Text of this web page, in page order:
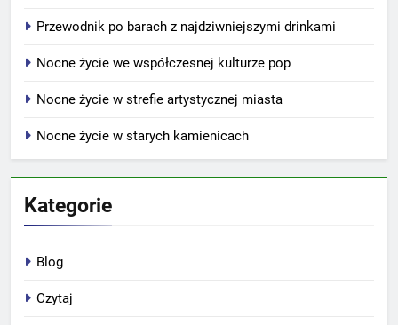
Przewodnik po barach z najdziwniejszymi drinkami
Nocne życie we współczesnej kulturze pop
Nocne życie w strefie artystycznej miasta
Nocne życie w starych kamienicach
Kategorie
Blog
Czytaj